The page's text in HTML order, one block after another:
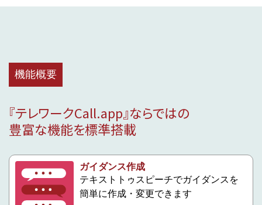
機能概要
『テレワークCall.app』ならではの
豊富な機能を標準搭載
ガイダンス作成
テキストトゥスピーチでガイダンスを
簡単に作成・変更できます